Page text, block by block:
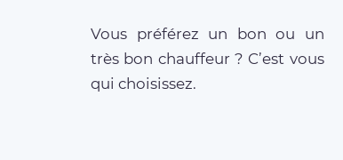
Vous préférez un bon ou un
très bon chauffeur ? C’est vous
qui choisissez.